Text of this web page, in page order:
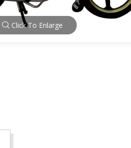
Click To Enlarge